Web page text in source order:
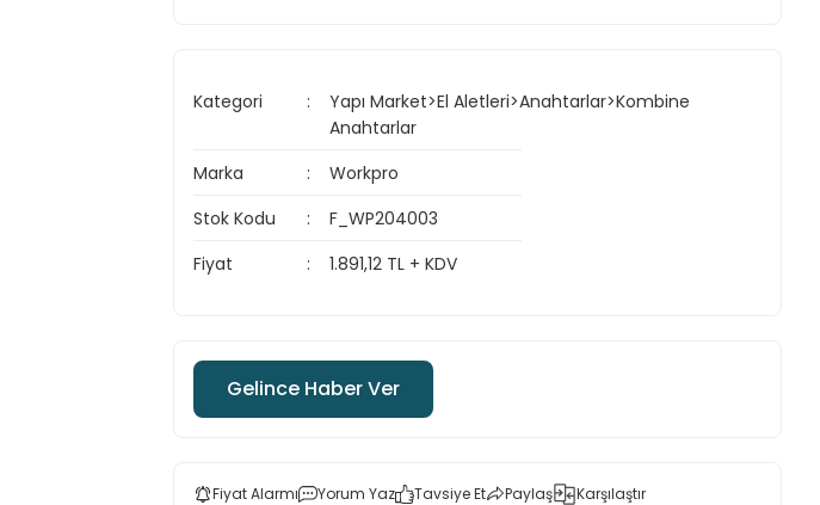
Kategori
Yapı Market>El Aletleri>Anahtarlar>Kombine
Anahtarlar
Marka
Workpro
Stok Kodu
F_WP204003
Fiyat
1.891,12 TL + KDV
Gelince Haber Ver
Fiyat Alarmı Yorum Yaz Tavsiye Et Paylaş Karşılaştır